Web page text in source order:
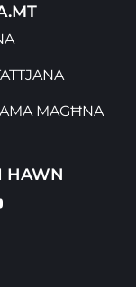
MAGĦNA
HAWN